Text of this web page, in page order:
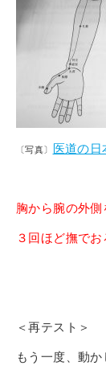
〔写真〕 医道の日
胸から腕の外
３回ほど撫でお
＜再テスト＞
もう一度、動か